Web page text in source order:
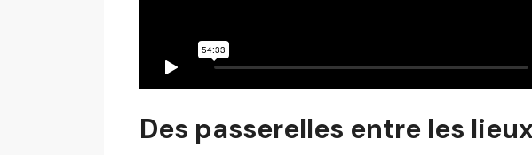
Des passerelles entre les